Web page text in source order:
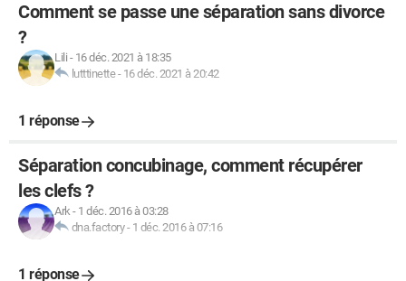
Comment se passe une séparation sans divorce
?
Lili - 16 déc. 2021 à 18:35
lutttinette- 16 déc. 2021 à 20:42
1 réponse
Séparation concubinage, comment récupérer
les clefs ?
Ark- 1 déc. 2016 à 03:28
dna.factory- 1 déc. 2016 à 07:16
1 réponse